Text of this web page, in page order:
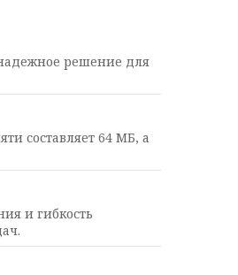
решение для
составляет 64 МБ, а
и гибкость